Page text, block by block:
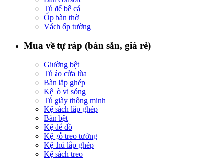
Tủ để bể cá
Ốp bàn thờ
Vách ốp tường
Mua về tự ráp (bán sẵn, giá rẻ)
Giường bệt
Tủ áo cửa lùa
Bàn lắp ghép
Kệ lò vi sóng
Tủ giày thông minh
Kệ sách lắp ghép
Bàn bệt
Kệ để đồ
Kệ gỗ treo tường
Kệ thú lắp ghép
Kệ sách treo